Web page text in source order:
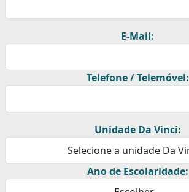
E-Mail:
Telefone / Telemóvel:
Unidade Da Vinci:
Ano de Escolaridade: